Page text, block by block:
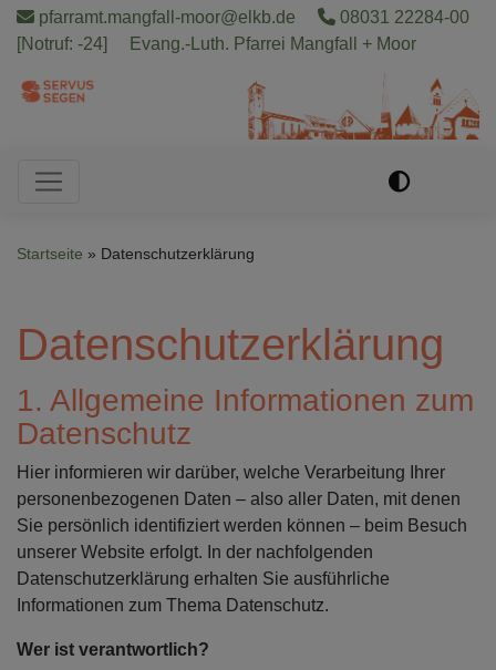
Direkt
zum
pfarramt.mangfall-moor@elkb.de
08031 22284-00
[Notruf: -24]
Evang.-Luth. Pfarrei Mangfall + Moor
Hauptnavigation
Startseite Datenschutzerklärung
Datenschutzerklärung
1. Allgemeine Informationen zum
Datenschutz
Hier informieren wir darüber, welche Verarbeitung Ihrer
personenbezogenen Daten – also aller Daten, mit denen
Sie persönlich identifiziert werden können – beim Besuch
unserer Website erfolgt. In der nachfolgenden
Datenschutzerklärung erhalten Sie ausführliche
Informationen zum Thema Datenschutz.
Wer ist verantwortlich?